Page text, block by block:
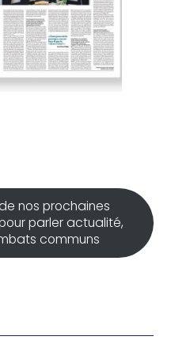
nos prochaines
parler actualité,
communs